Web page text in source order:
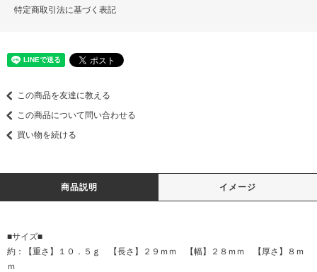
特定商取引法に基づく表記
この商品を友達に教える
この商品について問い合わせる
買い物を続ける
商品説明 イメージ
■サイズ■
約：【重さ】１０．５ｇ 【長さ】２９ｍｍ 【幅】２８ｍｍ 【厚さ】８ｍ
ｍ